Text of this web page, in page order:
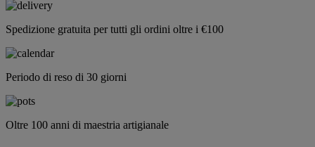
Spedizione gratuita per tutti gli ordini oltre i €100
Periodo di reso di 30 giorni
Oltre 100 anni di maestria artigianale